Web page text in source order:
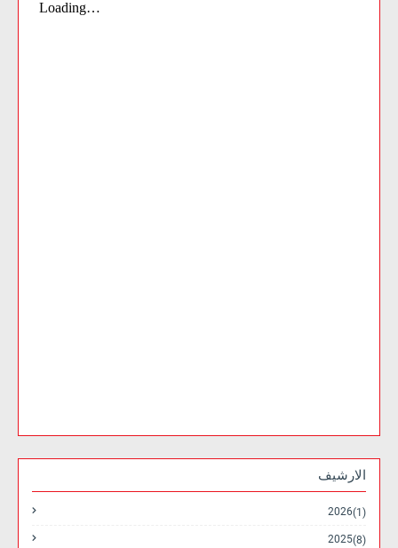
الارشيف
2026 (1)
2025 (8)